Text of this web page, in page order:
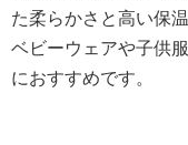
た柔らかさと高い保
ベビーウェアや子供
におすすめです。